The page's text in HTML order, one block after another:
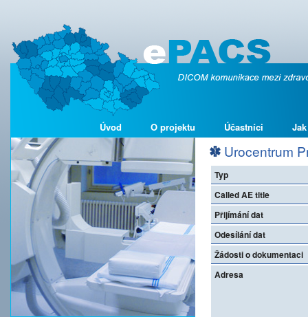
Úvod O projektu Účastníci
Urocentrum
Typ
Called AE title
Přijímání dat
Odesílání dat
Žádosti o dokumentaci
Adresa